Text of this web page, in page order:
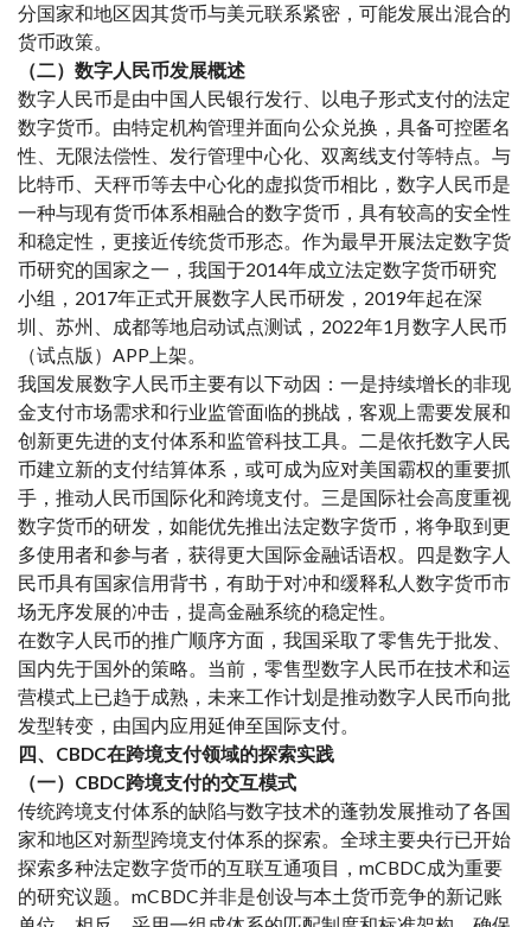
分国家和地区因其货币与美元联系紧密，可能发展出混合的
货币政策。
（二）数字人民币发展概述
数字人民币是由中国人民银行发行、以电子形式支付的法定
数字货币。由特定机构管理并面向公众兑换，具备可控匿名
性、无限法偿性、发行管理中心化、双离线支付等特点。与
比特币、天秤币等去中心化的虚拟货币相比，数字人民币是
一种与现有货币体系相融合的数字货币，具有较高的安全性
和稳定性，更接近传统货币形态。作为最早开展法定数字货
币研究的国家之一，我国于2014年成立法定数字货币研究
小组，2017年正式开展数字人民币研发，2019年起在深
圳、苏州、成都等地启动试点测试，2022年1月数字人民币
（试点版）APP上架。
我国发展数字人民币主要有以下动因：一是持续增长的非现
金支付市场需求和行业监管面临的挑战，客观上需要发展和
创新更先进的支付体系和监管科技工具。二是依托数字人民
币建立新的支付结算体系，或可成为应对美国霸权的重要抓
手，推动人民币国际化和跨境支付。三是国际社会高度重视
数字货币的研发，如能优先推出法定数字货币，将争取到更
多使用者和参与者，获得更大国际金融话语权。四是数字人
民币具有国家信用背书，有助于对冲和缓释私人数字货币市
场无序发展的冲击，提高金融系统的稳定性。
在数字人民币的推广顺序方面，我国采取了零售先于批发、
国内先于国外的策略。当前，零售型数字人民币在技术和运
营模式上已趋于成熟，未来工作计划是推动数字人民币向批
发型转变，由国内应用延伸至国际支付。
四、CBDC在跨境支付领域的探索实践
（一）CBDC跨境支付的交互模式
传统跨境支付体系的缺陷与数字技术的蓬勃发展推动了各国
家和地区对新型跨境支付体系的探索。全球主要央行已开始
探索多种法定数字货币的互联互通项目，mCBDC成为重要
的研究议题。mCBDC并非是创设与本土货币竞争的新记账